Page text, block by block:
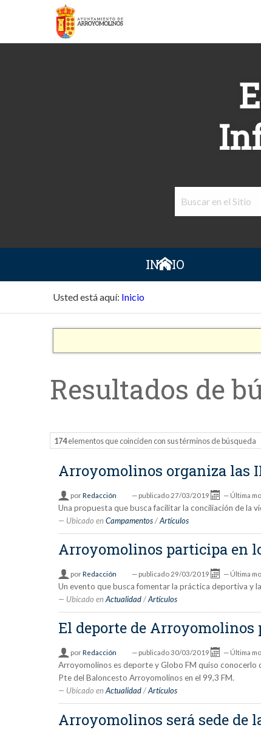
INICIO
Usted está aquí: Inicio
Resultados de
174elementos que coinciden con sus términos de búsqueda
Arroyomolinos organiza las
porRedacción — publicado27/03/2019 — Última
Una propuesta que busca facilitar la conciliación de la
Ubicado en Campamentos /Artículos
Arroyomolinos participa en
porRedacción — publicado29/03/2019 — Última
Un evento que busca fomentar la práctica deportiva y
Ubicado en Actualidad /Artículos
El deporte de Arroyomolinos
porRedacción — publicado30/03/2019 — Última
Arroyomolinos es deporte y Globo FM quiso conocerlo
Pte del Baloncesto Arroyomolinos en el 99,3 FM.
Ubicado en Actualidad /Artículos
Arroyomolinos será sede de